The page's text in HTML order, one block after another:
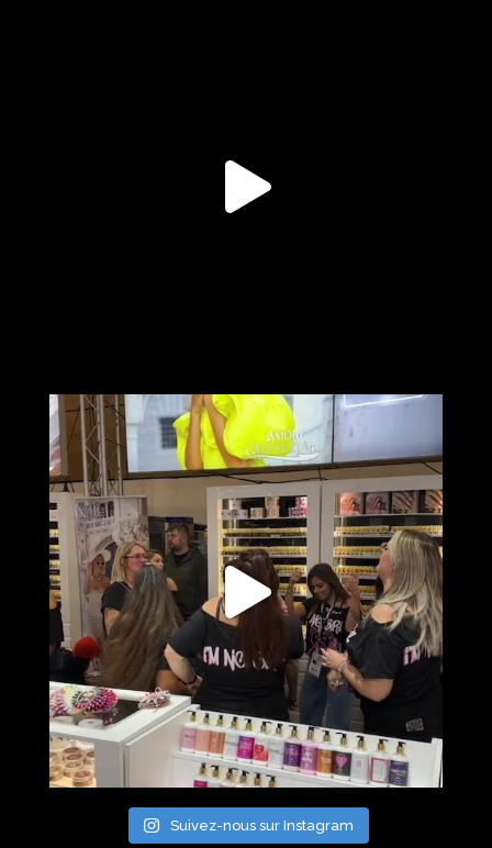
Suivez-nous sur Instagram